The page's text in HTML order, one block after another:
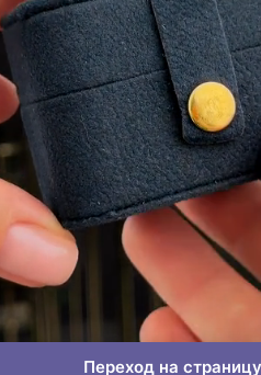
ТЕЛЕФОН
+993 649 593 67
EMAIL
rdemirov@cool.com.tm
АДРЕС
Туркменистан
МЫ В СОЦСЕТЯХПереход на страницу